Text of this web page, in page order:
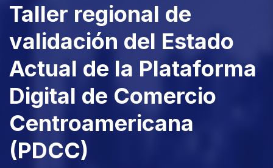
Taller regional de
validación del Estado
Actual de la Plataforma
Digital de Comercio
Centroamericana
(PDCC)